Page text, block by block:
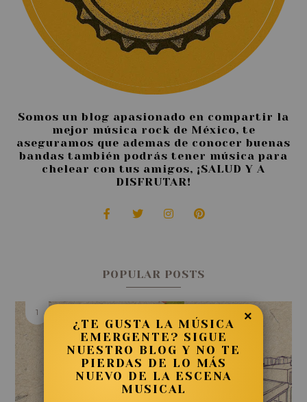
Somos un blog apasionado en compartir la
mejor música rock de México, te
aseguramos que ademas de conocer buenas
bandas también podrás tener música para
chelear con tus amigos, ¡SALUD Y A
DISFRUTAR!
POPULAR POSTS
×
¿TE GUSTA LA MÚSICA
EMERGENTE? SIGUE
NUESTRO BLOG Y NO TE
PIERDAS DE LO MÁS
NUEVO DE LA ESCENA
MUSICAL